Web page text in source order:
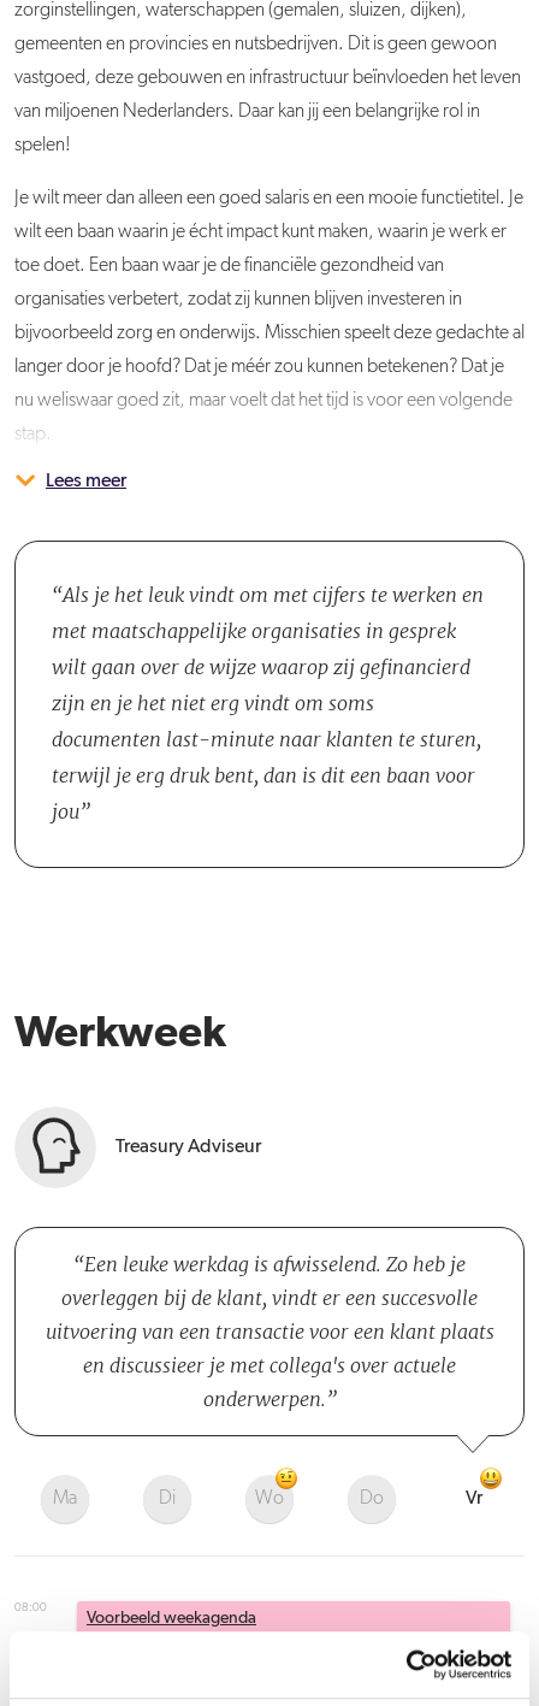
zorginstellingen, waterschappen (gemalen, sluizen, dijken),
gemeenten en provincies en nutsbedrijven. Dit is geen gewoon
vastgoed, deze gebouwen en infrastructuur beïnvloeden het leven
van miljoenen Nederlanders. Daar kan jij een belangrijke rol in
spelen!
Je wilt meer dan alleen een goed salaris en een mooie functietitel. Je
wilt een baan waarin je écht impact kunt maken, waarin je werk er
toe doet. Een baan waar je de financiële gezondheid van
organisaties verbetert, zodat zij kunnen blijven investeren in
bijvoorbeeld zorg en onderwijs. Misschien speelt deze gedachte al
langer door je hoofd? Dat je méér zou kunnen betekenen? Dat je
nu weliswaar goed zit, maar voelt dat het tijd is voor een volgende
stap.
Bij Thésor versterken we maatschappelijke organisaties met
gezonde publieke sector. Minstens zo belangrijk vinden we
werkgeluk, want als jij op je plek zit, hebben onze opdrachtgevers
daar het meeste aan.
Wat dit betekent? Bij ons draait alles om kwaliteit, inhoud en impact,
om je eigen ontwikkelpad te bepalen en krijgt hierin de ruimte ook
te ontdekken waar jouw toegevoegde waarde ligt. Ons team
bestaat uit nieuwsgierige professionals die naar je luisteren, de
juiste vragen stellen en kleur durven te bekennen.
Waarom zou je veranderen? Je hebt een sterke positie in je huidige
gewaardeerd. Alles lijkt op rolletjes te lopen, maar diep van binnen
knaagt er toch iets. Is dit het nou? Waarom zou je een 7,5 of een 8
niet naar een 10 tillen? Misschien is er nog geen directe urgentie
om van werkgever te veranderen, en dat begrijpen we. Het
een koffie of lunch, of draai een halve dag (of langer) mee om de
sfeer te proeven.
We zijn benieuwd naar jouw verhaal! Bel ons en dan kijken we
Christa Harenberg.
Lees meer
Als je het leuk vindt om met cijfers te werken en
met maatschappelijke organisaties in gesprek
wilt gaan over de wijze waarop zij gefinancierd
zijn en je het niet erg vindt om soms
documenten last-minute naar klanten te sturen,
terwijl je erg druk bent, dan is dit een baan voor
jou
Werkweek
Treasury Adviseur
Een leuke werkdag is afwisselend. Zo heb je
overleggen bij de klant, vindt er een succesvolle
uitvoering van een transactie voor een klant plaats
en discussieer je met collega's over actuele
onderwerpen.
Ma Di Wo Do Vr
08:00
Voorbeeld weekagenda
Weekstart